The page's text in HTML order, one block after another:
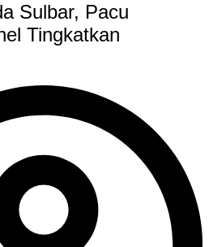
Sulbar, Pacu
Tingkatkan